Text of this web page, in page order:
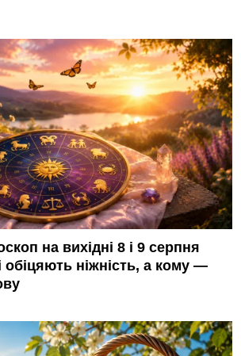
на вихідні 8 і 9 серпня
обіцяють ніжність, а кому —